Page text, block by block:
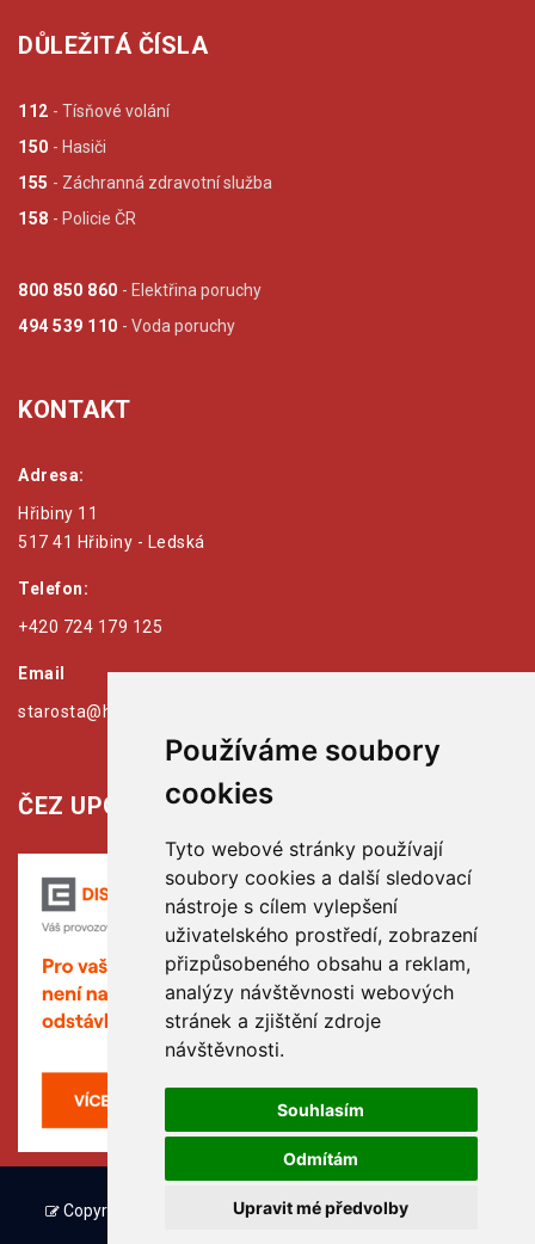
Používáme soubory
cookies
Tyto webové stránky používají
soubory cookies a další sledovací
nástroje s cílem vylepšení
uživatelského prostředí, zobrazení
přizpůsobeného obsahu a reklam,
analýzy návštěvnosti webových
stránek a zjištění zdroje
návštěvnosti.
Souhlasím
Odmítám
Upravit mé předvolby
DŮLEŽITÁ ČÍSLA
112 - Tísňové volání
150 - Hasiči
155 - Záchranná zdravotní služba
158 - Policie ČR
800 850 860 - Elektřina poruchy
494 539 110 - Voda poruchy
KONTAKT
Adresa:
Hřibiny 11
517 41 Hřibiny - Ledská
Telefon:
+420 724 179 125
Email
starosta@hribiny-ledska.cz
ČEZ UPOZORŇUJE:
Copyright © www.hribiny-ledska.cz, created by TH SOFT .